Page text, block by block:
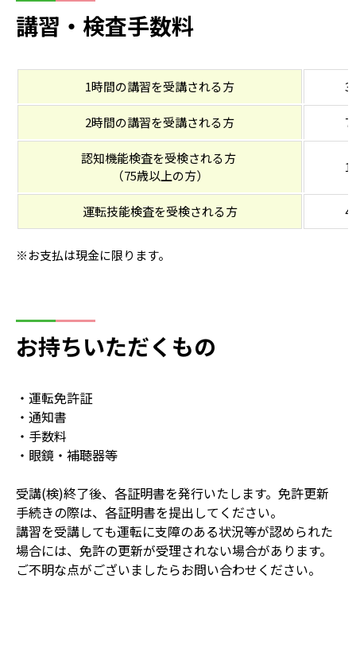
講習・検査手数料
1時間の講習を受講される方
2時間の講習を受講される方
認知機能検査を受検される方
（75歳以上の方）
運転技能検査を受検される方
※お支払は現金に限ります。
お持ちいただくもの
・運転免許証
・通知書
・手数料
・眼鏡・補聴器等
受講(検)終了後、各証明書を発行いたします。免許更新
手続きの際は、各証明書を提出してください。
講習を受講しても運転に支障のある状況等が認められた
場合には、免許の更新が受理されない場合があります。
ご不明な点がございましたらお問い合わせください。